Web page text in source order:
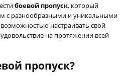
боевой пропуск, который
с разнообразными и уникальными
настраивать свой
на протяжении всей
пропуск?